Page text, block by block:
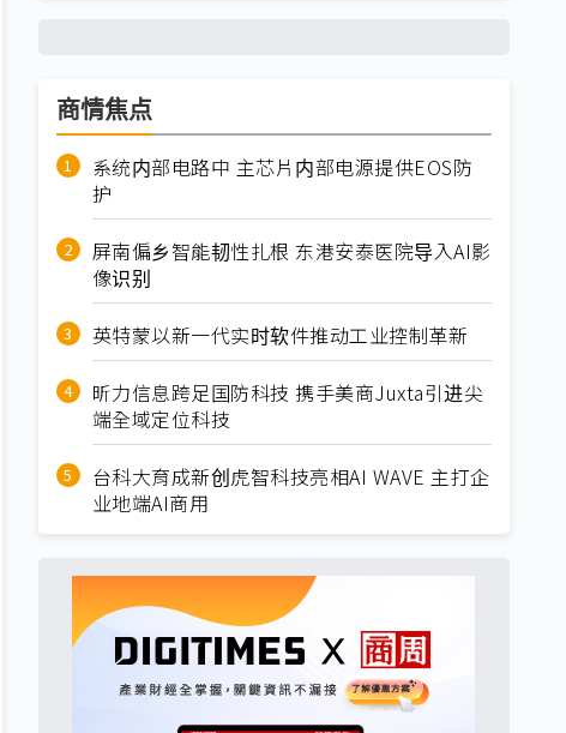
商情焦点
系统内部电路中 主芯片内部电源提供EOS防
护
屏南偏乡智能韧性扎根 东港安泰医院导入AI影
像识别
英特蒙以新一代实时软件推动工业控制革新
昕力信息跨足国防科技 携手美商Juxta引进尖
端全域定位科技
台科大育成新创虎智科技亮相AI WAVE 主打企
业地端AI商用